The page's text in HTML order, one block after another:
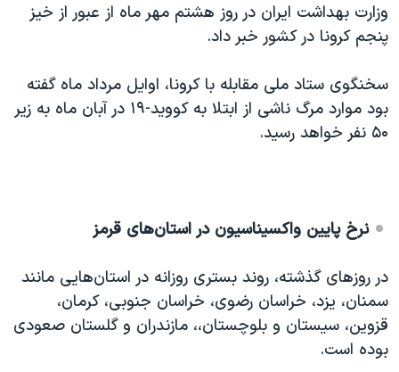
وزارت بهداشت ایران در روز هشتم مهر ماه از عبور از خیز
پنجم کرونا در کشور خبر داد.
سخنگوی ستاد ملی مقابله با کرونا، اوایل مرداد ماه گفته
بود موارد مرگ ناشی از ابتلا به کووید-۱۹ در آبان ماه به زیر
۵۰ نفر خواهد رسید.
نرخ پایین واکسیناسیون در استان‌های قرمز
در روزهای گذشته، روند بستری روزانه در استان‌هایی مانند
سمنان، یزد، خراسان رضوی، خراسان جنوبی، کرمان،
قزوین، سیستان و بلوچستان،، مازندران و گلستان صعودی
بوده است.